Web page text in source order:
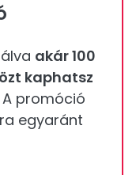
akár 100
kaphatsz
promóció
egyaránt